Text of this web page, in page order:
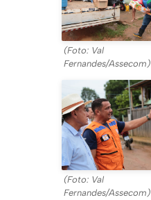
(Foto: Val
Fernandes/Assecom)
(Foto: Val
Fernandes/Assecom)